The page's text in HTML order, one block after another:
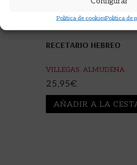
Política de cookiesPolítica de
RECETARIO HEBREO
VILLEGAS, ALMUDENA
25,95€
AÑADIR A LA